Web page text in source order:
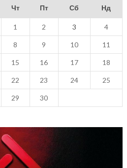
Чт Пт Сб Нд
1 2 3 4
8 9 10 11
15 16 17 18
22 23 24 25
29
30